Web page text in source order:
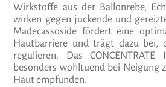
Wirkstoffe aus der Ballonrebe,
wirken gegen juckende und
Madecassoside fördert eine
Hautbarriere und trägt dazu bei,
regulieren. Das
besonders wohltuend bei Neigung
Haut empfunden.